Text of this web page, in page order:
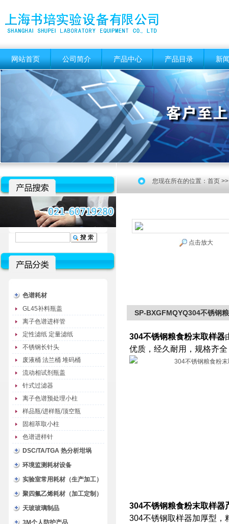
网站首页 公司简介 产品中心 产品目录 新
色谱耗材
GL45补料瓶盖
离子色谱进样管
定性滤纸 定量滤纸
不锈钢长针头
废液桶 法兰桶 堆码桶
流动相试剂瓶盖
针式过滤器
离子色谱预处理小柱
样品瓶/进样瓶/顶空瓶
固相萃取小柱
色谱进样针
DSC/TA/TGA 热分析坩埚
环境监测耗材设备
实验室常用耗材（生产加工）
聚四氟乙烯耗材（加工定制）
天玻玻璃制品
3M个人防护产品
您现在所在的位置： 首页
点击放大
SP-BXGFMQYQ304不锈钢
304不锈钢粮食粉末取样器
优质，经久耐用，规格齐
304不锈钢粮食粉末取样器
304不锈钢取样器加厚型，